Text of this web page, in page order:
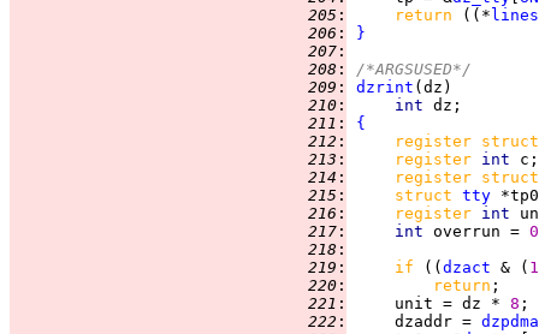
205 : return ((*
206 :
}
207 :
208 :
/*ARGSUSED*/
209 : dzrint
210 : int
211 :
{
212 :
register
213 : register int
214 :
register
215 : struct tty
216 : register int
217 : int overrun = 0
218 :
219 : if (( dzact & ( 1
220 : return
221 :
     unit = dz *
8
222 :
     dzaddr =
dzpdma